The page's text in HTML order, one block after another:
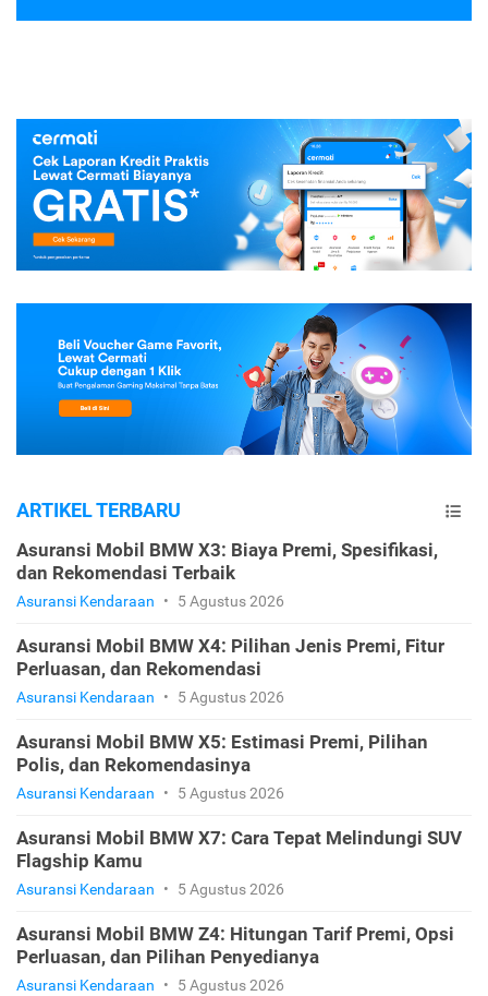
ARTIKEL TERBARU
Asuransi Mobil BMW X3: Biaya Premi, Spesifikasi,
dan Rekomendasi Terbaik
Asuransi Kendaraan • 5 Agustus 2026
Asuransi Mobil BMW X4: Pilihan Jenis Premi, Fitur
Perluasan, dan Rekomendasi
Asuransi Kendaraan • 5 Agustus 2026
Asuransi Mobil BMW X5: Estimasi Premi, Pilihan
Polis, dan Rekomendasinya
Asuransi Kendaraan • 5 Agustus 2026
Asuransi Mobil BMW X7: Cara Tepat Melindungi SUV
Flagship Kamu
Asuransi Kendaraan • 5 Agustus 2026
Asuransi Mobil BMW Z4: Hitungan Tarif Premi, Opsi
Perluasan, dan Pilihan Penyedianya
Asuransi Kendaraan • 5 Agustus 2026